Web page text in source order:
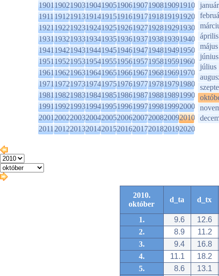
1901190219031904190519061907190819091910
1911191219131914191519161917191819191920
1921192219231924192519261927192819291930
1931193219331934193519361937193819391940
1941194219431944194519461947194819491950
1951195219531954195519561957195819591960
1961196219631964196519661967196819691970
1971197219731974197519761977197819791980
1981198219831984198519861987198819891990
1991199219931994199519961997199819992000
2001200220032004200520062007200820092010
2011201220132014201520162017201820192020
január
április
május
június
július
2010.
október
d_ta d_tx
1. 9.6
12.6
2.
8.9
11.2
3.
9.4
16.8
4.
11.1
18.2
5.
8.6
13.1